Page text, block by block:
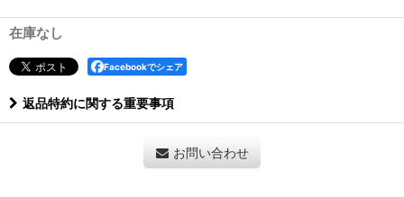
在庫なし
Facebookでシェア
返品特約に関する重要事項
お問い合わせ